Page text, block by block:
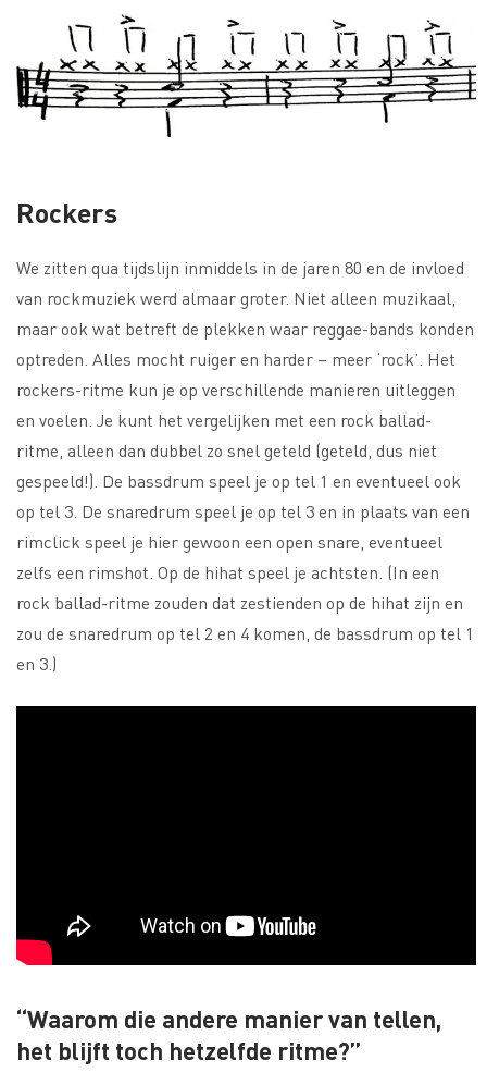
Rockers
We zitten qua tijdslijn inmiddels in de jaren 80 en de invloed
van rockmuziek werd almaar groter. Niet alleen muzikaal,
maar ook wat betreft de plekken waar reggae-bands konden
optreden. Alles mocht ruiger en harder – meer ‘rock’. Het
rockers-ritme kun je op verschillende manieren uitleggen
en voelen. Je kunt het vergelijken met een rock ballad-
ritme, alleen dan dubbel zo snel geteld (geteld, dus niet
gespeeld!). De bassdrum speel je op tel 1 en eventueel ook
op tel 3. De snaredrum speel je op tel 3 en in plaats van een
rimclick speel je hier gewoon een open snare, eventueel
zelfs een rimshot. Op de hihat speel je achtsten. (In een
rock ballad-ritme zouden dat zestienden op de hihat zijn en
zou de snaredrum op tel 2 en 4 komen, de bassdrum op tel 1
en 3.)
“Waarom die andere manier van tellen,
het blijft toch hetzelfde ritme?”